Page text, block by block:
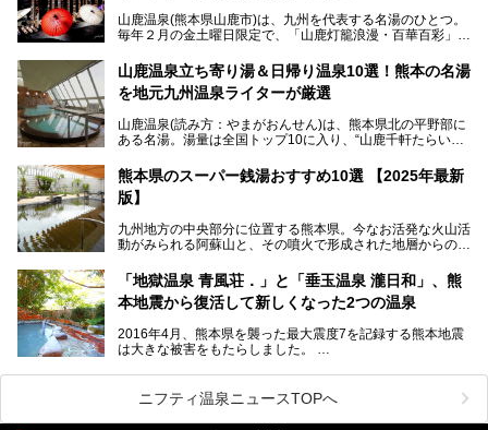
り一度廃業しましたが、2024年10月に営業再開。数多くの
温泉ファンに注目される名湯です。
今回は再開した耕きちの湯を訪問し、全浴室(男女別大浴
山鹿温泉(熊本県山鹿市)は、九州を代表する名湯のひとつ。
毎年２月の金土曜日限定で、「山鹿灯籠浪漫・百華百彩」
ます。和傘や竹、ろうそくなどを用いて、和情緒たっぷりの
ライトアップが無料で楽しめます。
日、の合計8日間開催。今回は地元九州在住の筆者が、その
見所を徹底紹介。併せて、その他イベントや立ち寄り湯も併
山鹿温泉立ち寄り湯＆日帰り温泉10選！熊本の名湯
を地元九州温泉ライターが厳選
山鹿温泉(読み方：やまがおんせん)は、熊本県北の平野部に
ある名湯。湯量は全国トップ10に入り、“山鹿千軒たらいな
泉質であり、お湯の良さにも定評があります。
今回は地元九州の温泉ライターの私が実際に入浴した中か
設・家族風呂の3パターンに分類し、合計10施設を厳選して
ご紹介。ぜひ、湯めぐりの参考にして下さいね！
熊本県のスーパー銭湯おすすめ10選 【2025年最新
版】
九州地方の中央部分に位置する熊本県。今なお活発な火山活
動がみられる阿蘇山と、その噴火で形成された地層からの湧
す。
そんな熊本県は、県内の至るところから温泉が湧いている温
泉県でもあります。山鹿温泉、玉名温泉、黒川温泉、人吉温
出すスーパー銭湯が豊富です。なかでも注目のスーパー銭湯
をピックアップしました。
「地獄温泉 青風荘．」と「垂玉温泉 瀧日和」、熊
本地震から復活して新しくなった2つの温泉
2016年4月、熊本県を襲った最大震度7を記録する熊本地震
は大きな被害をもたらしました。
阿蘇山麓の南阿蘇村の「地獄温泉 清風荘」、そして「清風
荘」から400mほど離れた「垂玉（たるたま）温泉 山口旅
館」の2軒は、この地震による土砂崩れなどのために、一時
期は孤立状態に。もしかしたらこの時のニュースで、「地獄
ニフティ温泉ニュースTOPへ